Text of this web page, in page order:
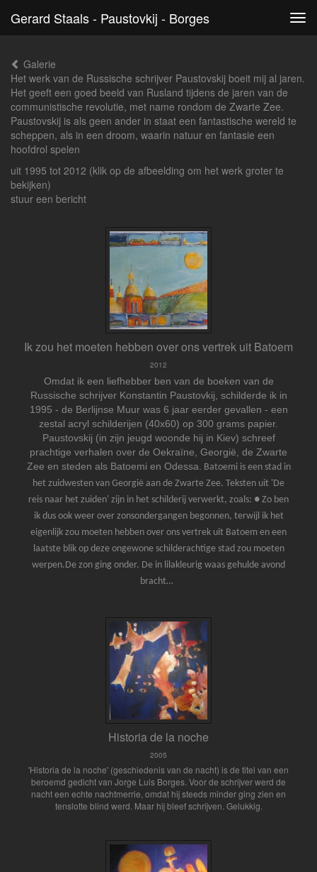
Gerard Staals - Paustovkij - Borges
Galerie
Het werk van de Russische schrijver Paustovskij boeit mij al jaren.
Het geeft een goed beeld van Rusland tijdens de jaren van de
communistische revolutie, met name rondom de Zwarte Zee.
Paustovskij is als geen ander in staat een fantastische wereld te
scheppen, als in een droom, waarin natuur en fantasie een
hoofdrol spelen
uit 1995 tot 2012 (klik op de afbeelding om het werk groter te
bekijken)
stuur een bericht
Ik zou het moeten hebben over ons vertrek uit Batoem
2012
Omdat ik een liefhebber ben van de boeken van de
Russische schrijver Konstantin Paustovkij, schilderde ik in
1995 - de Berlijnse Muur was 6 jaar eerder gevallen - een
zestal acryl schilderijen (40x60) op 300 grams papier.
Paustovskij (in zijn jeugd woonde hij in Kiev) schreef
prachtige verhalen over de Oekraïne, Georgië, de Zwarte
Zee en steden als Batoemi en Odessa. Batoemi is een stad in
het zuidwesten van Georgië aan de Zwarte Zee. Teksten uit 'De
reis naar het zuiden' zijn in het schilderij verwerkt, zoals: ● Zo ben
ik dus ook weer over zonsondergangen begonnen, terwijl ik het
eigenlijk zou moeten hebben over ons vertrek uit Batoem en een
laatste blik op deze ongewone schilderachtige stad zou moeten
werpen.De zon ging onder. De in lilakleurig waas gehulde avond
bracht…
Historia de la noche
2005
'Historia de la noche' (geschiedenis van de nacht) is de titel van een
beroemd gedicht van Jorge Luis Borges. Voor de schrijver werd de
nacht een echte nachtmerrie, omdat hij steeds minder ging zien en
tenslotte blind werd. Maar hij bleef schrijven. Gelukkig.